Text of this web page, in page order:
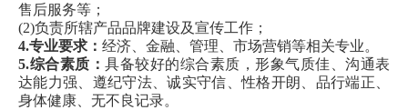
售后服务等；
(2)负责所辖产品品牌建设及宣传工作；
4.专业要求： 经济、金融、管理、市场营销等相关专业。
5.综合素质： 具备较好的综合素质，形象气质佳、沟通表
达能力强、遵纪守法、诚实守信、性格开朗、品行端正、
身体健康、无不良记录。